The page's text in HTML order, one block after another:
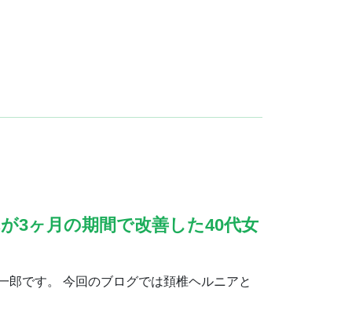
3ヶ月の期間で改善した40代女
です。 今回のブログでは頚椎ヘルニアと